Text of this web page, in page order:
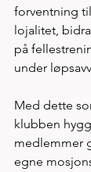
forventning
lojalitet,
på
under
Med dette
klubben
medlemmer
egne